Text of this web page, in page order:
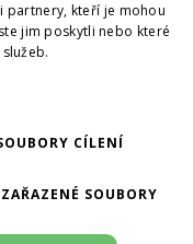
partnery, kteří je mohou
jim poskytli nebo které
CÍLENÍ
SOUBORY